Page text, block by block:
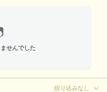
せんでした
絞り込みなし